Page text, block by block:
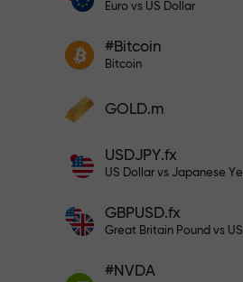
内利润增长3倍。
充值账户—获得比
X1000不是印刷错
您的专
无风险
Euro vs US Dollar
#Bitcoin
Bitcoin
GOLD.m
USDJPY.fx
US Dollar vs Japanese
GBPUSD.fx
Great Britain Pound vs
#NVDA